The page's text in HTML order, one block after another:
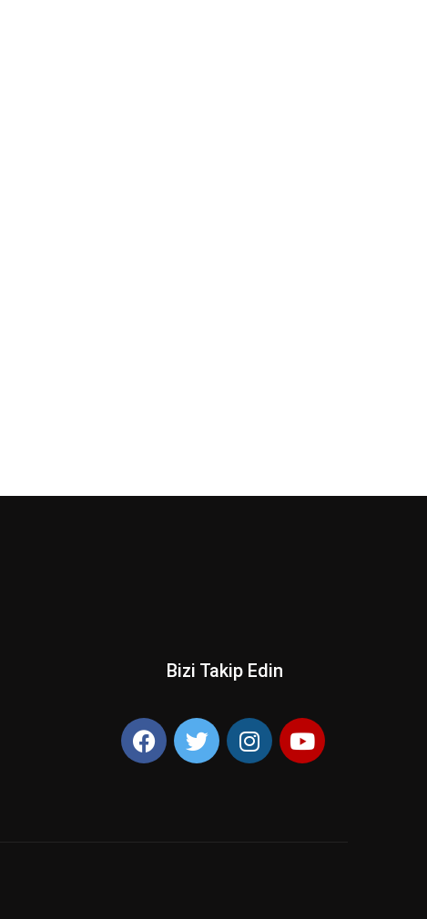
Bizi Takip Edin